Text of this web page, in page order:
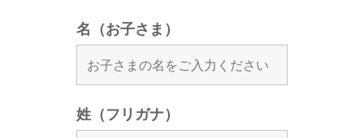
名（お子さま）
姓（フリガナ）